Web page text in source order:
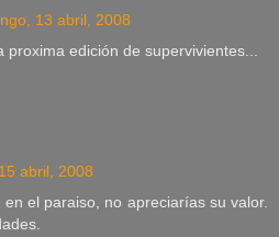
13 abril, 2008
edición de supervivientes...
abril, 2008
el paraiso, no apreciarías su valor.